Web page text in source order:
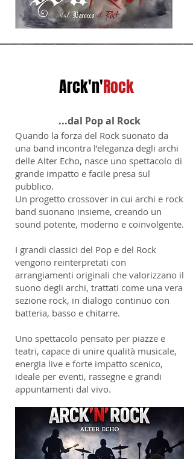
Arck'n'Rock
...dal Pop al Rock
Quando la forza del Rock suonato da
una band incontra l’eleganza degli archi
delle Alter Echo, nasce uno spettacolo di
grande impatto e facile presa sul
pubblico.
Un progetto crossover in cui archi e rock
band suonano insieme, creando un
sound potente, moderno e coinvolgente.
I grandi classici del Pop e del Rock
vengono reinterpretati con
arrangiamenti originali che valorizzano il
suono degli archi, trattati come una vera
sezione rock, in dialogo continuo con
batteria, basso e chitarre.
Uno spettacolo pensato per piazze e
teatri, capace di unire qualità musicale,
energia live e forte impatto scenico,
ideale per eventi, rassegne e grandi
appuntamenti dal vivo.